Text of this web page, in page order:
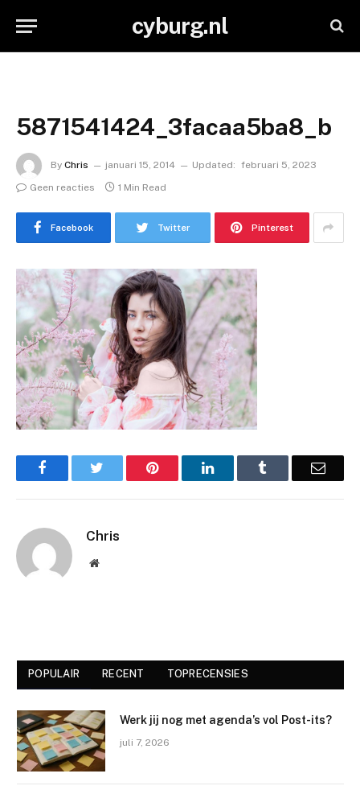
cyburg.nl
5871541424_3facaa5ba8_b
By Chris januari 15, 2014 Updated: februari 5, 2023
Geen reacties
1 Min Read
Facebook Twitter Pinterest
Facebook Pinterest LinkedIn Email
Chris
Website
POPULAIR RECENT TOPRECENSIES
Werk jij nog met agenda’s vol Post-its?
juli 7, 2026